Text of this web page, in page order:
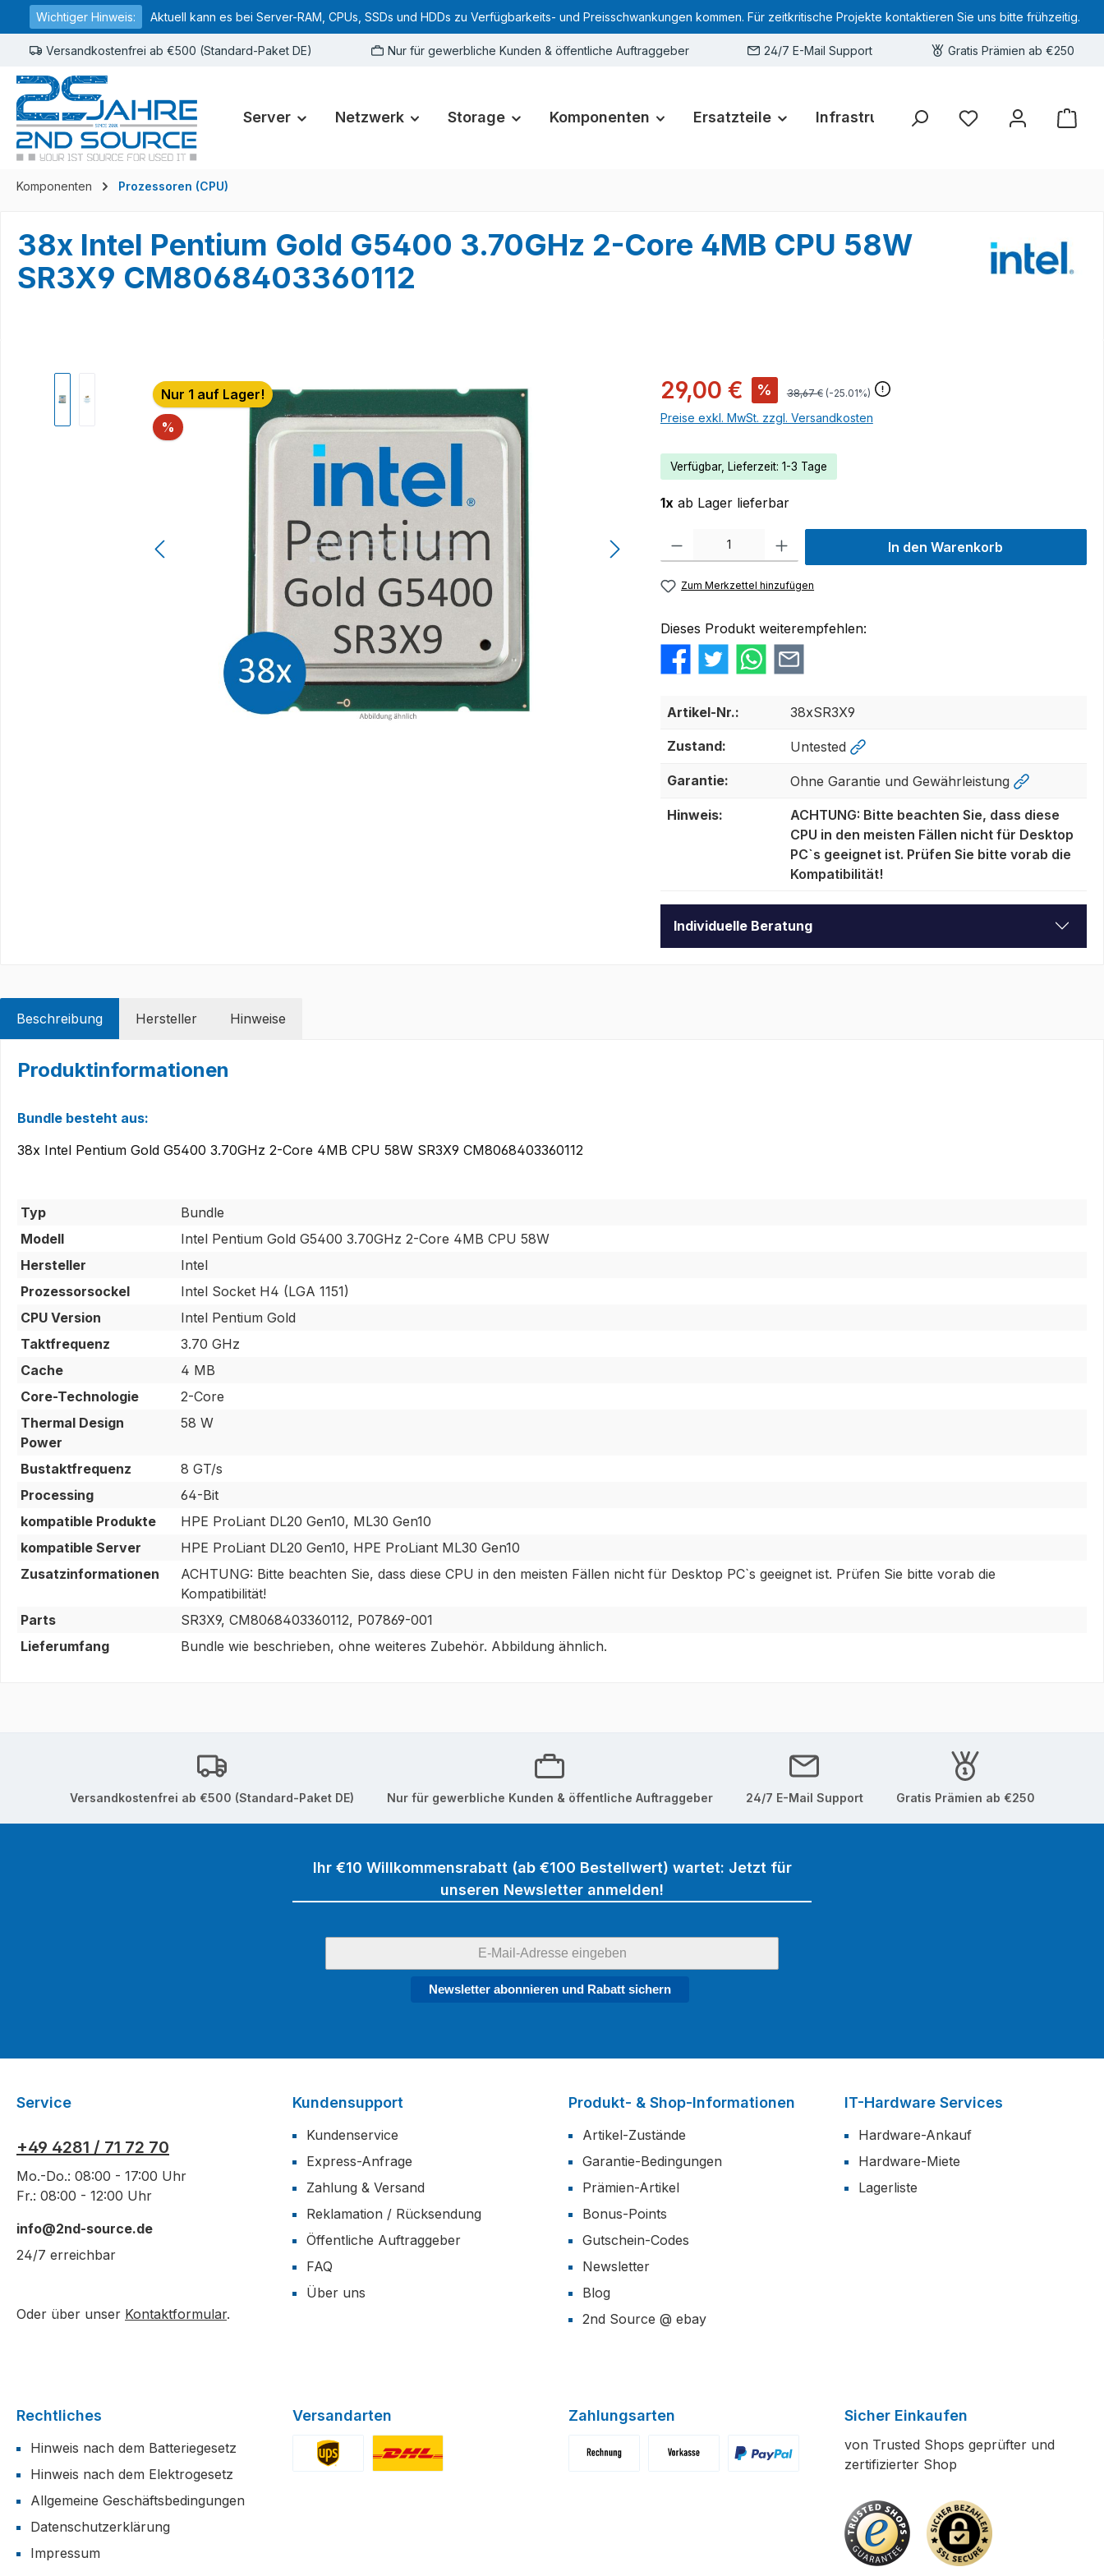
Zur Hauptnavigation springen
Wichtiger Hinweis: Aktuell kann es bei Server-RAM, CPUs, SSDs und HDDs zu Verfügbarkeits- und Preisschwankungen kommen. Für zeitkritische Projekte kontaktieren Sie uns bitte frühzeitig.
Versandkostenfrei ab €500 (Standard-Paket DE) Nur für gewerbliche Kunden & öffentliche Auftraggeber 24/7 E-Mail Support Gratis Prämien ab €250
Server Netzwerk Storage Komponenten Ersatzteile Infrastruktur Hardware-Deals
Sie haben 0 Produkte
Komponenten Prozessoren (CPU)
38x Intel Pentium Gold G5400 3.70GHz 2-Core 4MB CPU 58W
SR3X9 CM8068403360112
Bildergalerie überspringen
Nur 1 auf Lager!
% Rabatt
29,00 € % 38,67 € (-25.01%)
Preise exkl. MwSt. zzgl. Versandkosten
Verfügbar, Lieferzeit: 1-3 Tage
1x ab Lager lieferbar
Produkt Anzahl: Gib den gewünschten Wert ein oder benutze die Schaltflächen um die
In den Warenkorb
Zum Merkzettel hinzufügen
Dieses Produkt weiterempfehlen:
Artikel-Nr.: 38xSR3X9
Zustand: Untested
Garantie: Ohne Garantie und Gewährleistung
Hinweis:
ACHTUNG: Bitte beachten Sie, dass diese
CPU in den meisten Fällen nicht für Desktop
PC`s geeignet ist. Prüfen Sie bitte vorab die
Kompatibilität!
Individuelle Beratung
Beschreibung Hersteller Hinweise
Produktinformationen
Bundle besteht aus:
38x Intel Pentium Gold G5400 3.70GHz 2-Core 4MB CPU 58W SR3X9 CM8068403360112
Typ
Bundle
Modell
Intel Pentium Gold G5400 3.70GHz 2-Core 4MB CPU 58W
Hersteller
Intel
Prozessorsockel
Intel Socket H4 (LGA 1151)
CPU Version
Intel Pentium Gold
Taktfrequenz
3.70 GHz
Cache
4 MB
Core-Technologie
2-Core
Thermal Design
Power
58 W
Bustaktfrequenz
8 GT/s
Processing
64-Bit
kompatible Produkte
HPE ProLiant DL20 Gen10, ML30 Gen10
kompatible Server
HPE ProLiant DL20 Gen10, HPE ProLiant ML30 Gen10
Zusatzinformationen
ACHTUNG: Bitte beachten Sie, dass diese CPU in den meisten Fällen nicht für Desktop PC`s geeignet ist. Prüfen Sie bitte vorab die
Kompatibilität!
Parts
SR3X9, CM8068403360112, P07869-001
Lieferumfang
Bundle wie beschrieben, ohne weiteres Zubehör. Abbildung ähnlich.
Versandkostenfrei ab €500 (Standard-Paket DE) Nur für gewerbliche Kunden & öffentliche Auftraggeber 24/7 E-Mail Support Gratis Prämien ab €250
Ihr €10 Willkommensrabatt (ab €100 Bestellwert) wartet: Jetzt für
unseren Newsletter anmelden!
Newsletter abonnieren und Rabatt sichern
Service
+49 4281 / 71 72 70
Mo.-Do.: 08:00 - 17:00 Uhr
Fr.: 08:00 - 12:00 Uhr
info@2nd-source.de
24/7 erreichbar
Oder über unser Kontaktformular.
Kundensupport
Kundenservice
Express-Anfrage
Zahlung & Versand
Reklamation / Rücksendung
Öffentliche Auftraggeber
FAQ
Über uns
Produkt- & Shop-Informationen
Artikel-Zustände
Garantie-Bedingungen
Prämien-Artikel
Bonus-Points
Gutschein-Codes
Newsletter
Blog
2nd Source @ ebay
IT-Hardware Services
Hardware-Ankauf
Hardware-Miete
Lagerliste
Rechtliches
Hinweis nach dem Batteriegesetz
Hinweis nach dem Elektrogesetz
Allgemeine Geschäftsbedingungen
Datenschutzerklärung
Impressum
Versandarten Zahlungsarten Sicher Einkaufen
von Trusted Shops geprüfter und
zertifizierter Shop